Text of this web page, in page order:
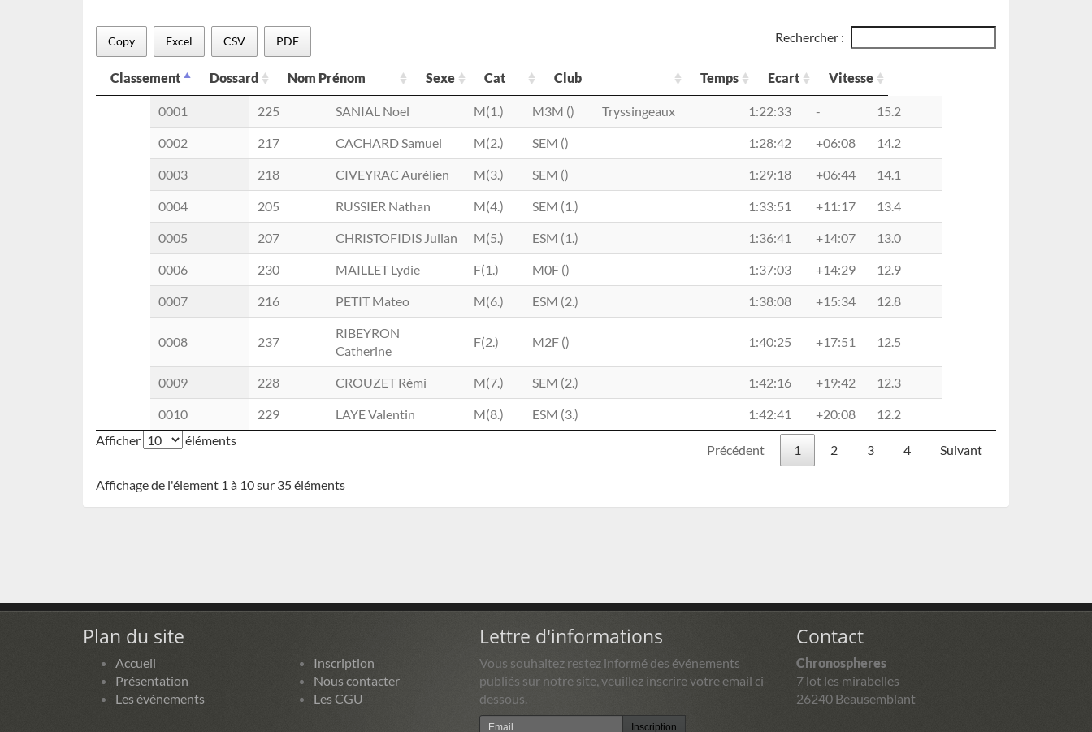
Copy Excel CSV PDF Rechercher :
Classement Dossard Nom Prénom Sexe Cat Club Temps Ecart
Vitesse
Classement
Dossard Nom Prénom Sexe Cat Club Temps Vitesse
0001 225 SANIAL Noel M(1.) M3M () Tryssingeaux 1:22:33 - 15.2
0002 217 CACHARD Samuel M(2.) SEM () 1:28:42 +06:08 14.2
0003 218 CIVEYRAC Aurélien M(3.) SEM () 1:29:18 +06:44 14.1
0004 205 RUSSIER Nathan M(4.) SEM (1.) 1:33:51 +11:17 13.4
0005 207 CHRISTOFIDIS Julian M(5.) ESM (1.) 1:36:41 +14:07 13.0
0006 230 MAILLET Lydie F(1.) M0F () 1:37:03 +14:29 12.9
0007 216 PETIT Mateo M(6.) ESM (2.) 1:38:08 +15:34 12.8
0008 237
RIBEYRON
Catherine
F(2.) M2F () 1:40:25 +17:51 12.5
0009 228 CROUZET Rémi M(7.) SEM (2.) 1:42:16 +19:42 12.3
0010 229 LAYE Valentin M(8.) ESM (3.) 1:42:41 +20:08
12.2
Afficher
éléments
Précédent 1 2 3 4 Suivant
Affichage de l'élement 1 à 10 sur 35 éléments
Plan du site
Accueil
Présentation
Les événements
Inscription
Nous contacter
Les CGU
Lettre d'informations
Vous souhaitez restez informé des événements
publiés sur notre site, veuillez inscrire votre email ci-
dessous.
Inscription
Contact
Chronospheres
7 lot les mirabelles
26240 Beausemblant